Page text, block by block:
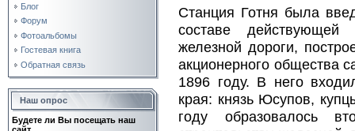
Блог
Форум
Фотоальбомы
Гостевая книга
Обратная связь
Наш опрос
Будете ли Вы посещать наш
Станция Готня была
составе
железной дороги,
акционерного общества
1896 году. В него
края: князь Юсупов,
году образовалось